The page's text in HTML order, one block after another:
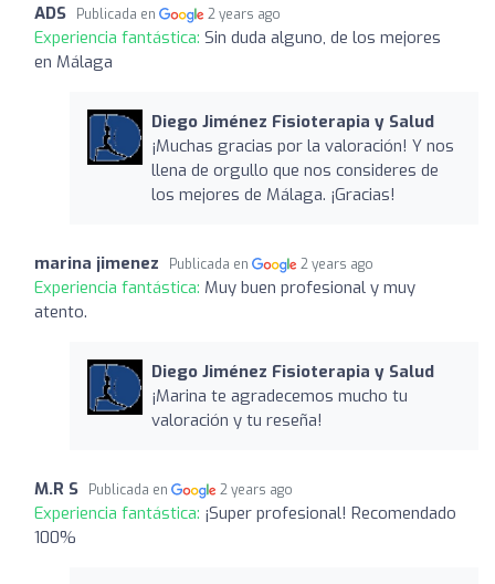
ADS Publicada en 2 years ago
Experiencia fantástica: Sin duda alguno, de los mejores
en Málaga
Diego Jiménez Fisioterapia y Salud
¡Muchas gracias por la valoración! Y nos
llena de orgullo que nos consideres de
los mejores de Málaga. ¡Gracias!
marina jimenez Publicada en 2 years ago
Experiencia fantástica: Muy buen profesional y muy
atento.
Diego Jiménez Fisioterapia y Salud
¡Marina te agradecemos mucho tu
valoración y tu reseña!
M.R S Publicada en 2 years ago
Experiencia fantástica: ¡Super profesional! Recomendado
100%